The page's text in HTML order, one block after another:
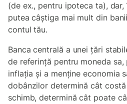
(de ex., pentru ipoteca ta),
putea câștiga mai mult din
contul tău.
Banca centrală a unei țări
de referință pentru moneda
inflația și a menține economia
dobânzilor determină cât
schimb, determină cât poate